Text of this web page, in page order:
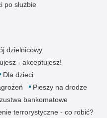
po służbie
dzielnicowy
- akceptujesz!
Dla dzieci
Pieszy na drodze
bankomatowe
terrorystyczne - co robić?